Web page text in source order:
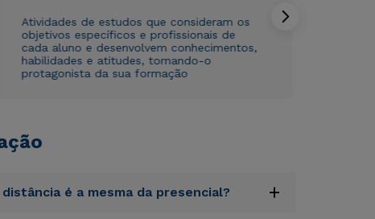
Atividades de estudos que consideram os
objetivos específicos e profissionais de
cada aluno e desenvolvem conhecimentos,
habilidades e atitudes, tornando-o
protagonista da sua formação
é a mesma da presencial? +
Estou de acordo com aPolítica de Privacidade.
autorizo que meus dados sejam utilizados para o
envio de conteúdos da Cruzeiro do Sul.
Estou de acordo com aPolítica de Privacidade.
autorizo que meus dados sejam utilizados para o
envio de conteúdos da Cruzeiro do Sul.